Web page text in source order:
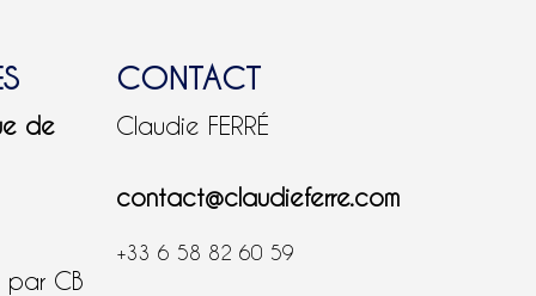
de
par CB
CONTACT
Claudie FERRÉ
contact@claudieferre.com
+33 6 58 82 60 59